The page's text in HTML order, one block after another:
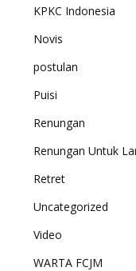
KPKC Indonesia
Novis
postulan
Puisi
Renungan
Renungan Untuk
Retret
Uncategorized
Video
WARTA FCJM